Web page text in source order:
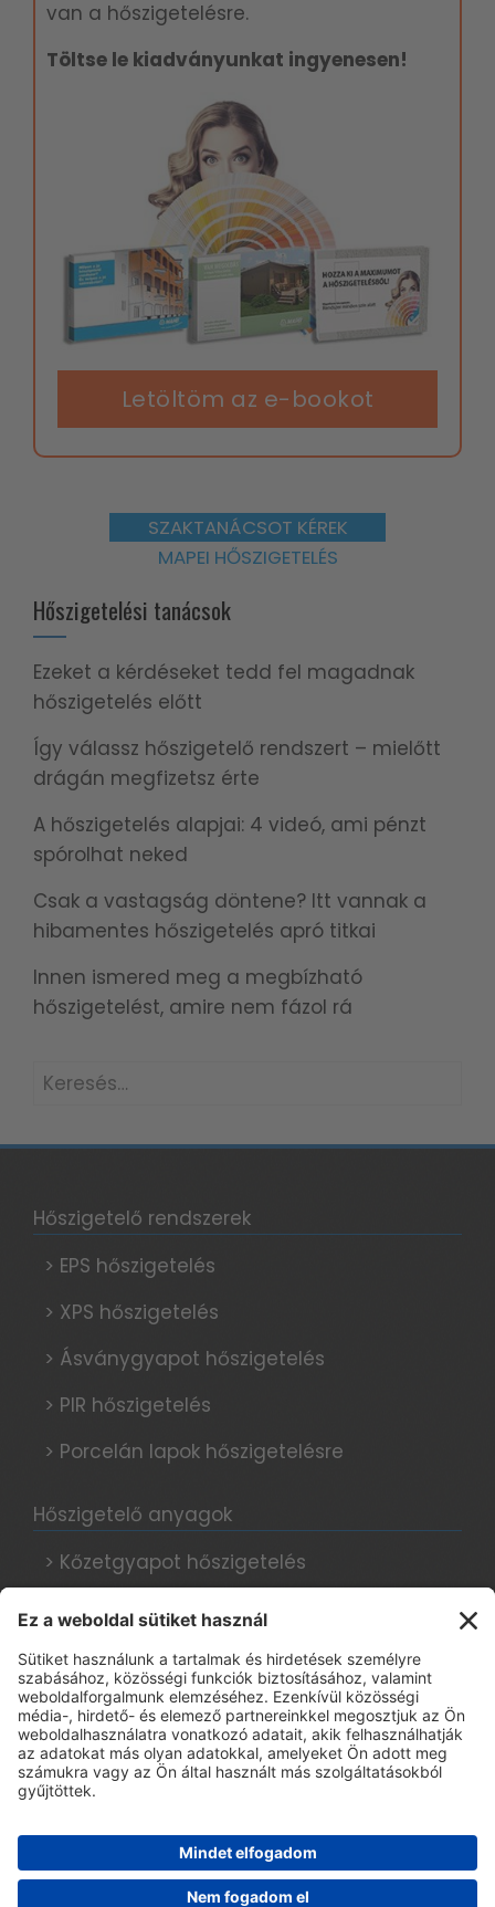
van a hőszigetelésre.
Töltse le kiadványunkat ingyenesen!
Letöltöm az e-bookot
SZAKTANÁCSOT KÉREK
MAPEI HŐSZIGETELÉS
Hőszigetelési tanácsok
Ezeket a kérdéseket tedd fel magadnak
hőszigetelés előtt
Így válassz hőszigetelő rendszert – mielőtt
drágán megfizetsz érte
A hőszigetelés alapjai: 4 videó, ami pénzt
spórolhat neked
Csak a vastagság döntene? Itt vannak a
hibamentes hőszigetelés apró titkai
Innen ismered meg a megbízható
hőszigetelést, amire nem fázol rá
Keresés:
Hőszigetelő rendszerek
> EPS hőszigetelés
> XPS hőszigetelés
> Ásványgyapot hőszigetelés
> PIR hőszigetelés
> Porcelán lapok hőszigetelésre
Hőszigetelő anyagok
> Kőzetgyapot hőszigetelés
> Grafitos hőszigetelés
> Hungarocell hőszigetelés
Hőszigetelési tanácsok, blog
Adatkezelési tájékoztató
> E-book regisztráció